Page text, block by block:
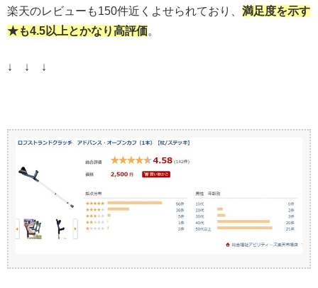
楽天のレビューも150件近くよせられており、 満足度を示す
★も4.5以上とかなり高評価。
↓ ↓ ↓